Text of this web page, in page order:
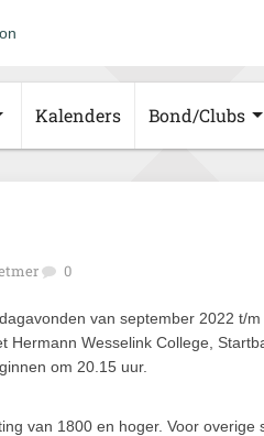
Kalenders Bond/Clubs
0
van september 2022 t/m
Wesselink College,
om 20.15 uur.
van 1800 en hoger. Voor overige